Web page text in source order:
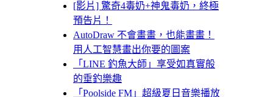
[影片] 驚奇4毒奶+神鬼毒奶，終極
預告片！
AutoDraw 不會畫畫，也能畫畫！
用人工智慧畫出你要的圖案
「LINE 釣魚大師」享受如真實般
的垂釣樂趣
「Poolside FM」超級夏日音樂播放